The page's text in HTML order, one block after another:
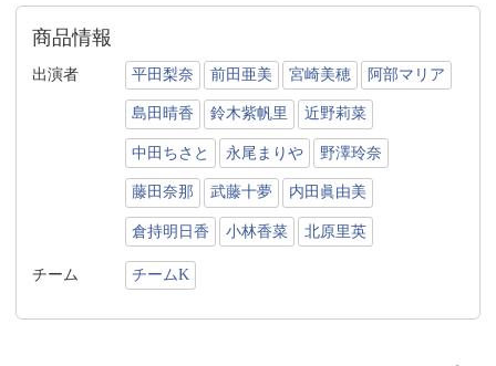
商品情報
出演者 平田梨奈 前田亜美 宮崎美穂 阿部マリア
島田晴香 鈴木紫帆里 近野莉菜
中田ちさと 永尾まりや 野澤玲奈
藤田奈那 武藤十夢 内田眞由美
倉持明日香 小林香菜 北原里英
チーム チームK